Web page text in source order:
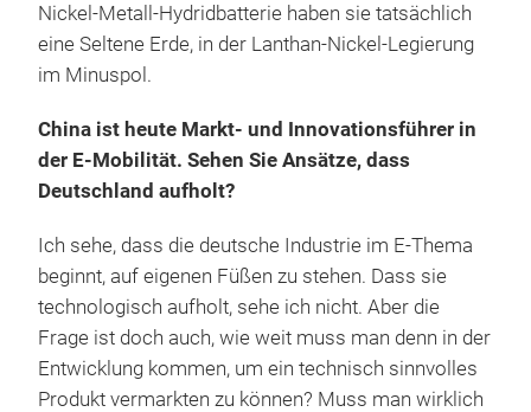
Nickel-Metall-Hydridbatterie haben sie tatsächlich
eine Seltene Erde, in der Lanthan-Nickel-Legierung
im Minuspol.
China ist heute Markt- und Innovationsführer in
der E-Mobilität. Sehen Sie Ansätze, dass
Deutschland aufholt?
Ich sehe, dass die deutsche Industrie im E-Thema
beginnt, auf eigenen Füßen zu stehen. Dass sie
technologisch aufholt, sehe ich nicht. Aber die
Frage ist doch auch, wie weit muss man denn in der
Entwicklung kommen, um ein technisch sinnvolles
Produkt vermarkten zu können? Muss man wirklich